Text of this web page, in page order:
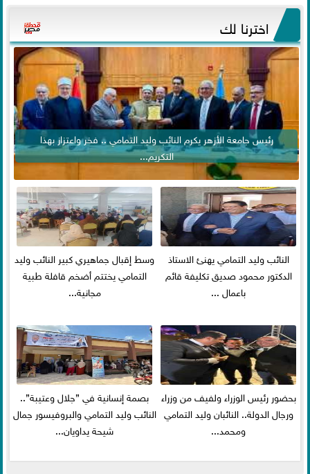
اخترنا لك
رئيس جامعة الأزهر يكرم النائب وليد التمامي .. فخر واعتزاز بهذا
التكريم...
النائب وليد التمامي يهنئ الاستاذ
الدكتور محمود صديق تكليفة قائم
باعمال ...
وسط إقبال جماهيري كبير النائب وليد
التمامي يختتم أضخم قافلة طبية
مجانية...
بحضور رئيس الوزراء ولفيف من وزراء
ورجال الدولة.. النائبان وليد التمامي
ومحمد...
بصمة إنسانية في ”جلال وعتيبة”..
النائب وليد التمامي والبروفيسور جمال
شيحة يداويان...